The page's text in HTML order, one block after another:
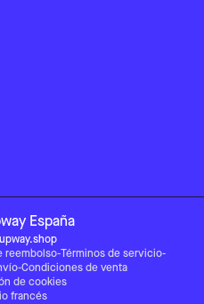
España
reembolso-Términos de servicio-
-Condiciones de venta
de cookies
francés